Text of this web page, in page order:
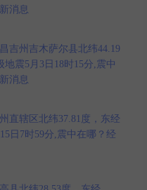
消息
吉州吉木萨尔县北纬44.19
地震5月3日18时15分,震中
消息
直辖区北纬37.81度，东经
日7时59分,震中在哪？经